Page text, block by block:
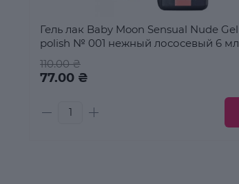
Гель лак Baby Moon Sensual Nude Gel
polish № 001 нежный лососевый 6 мл
110.00 ₴
77.00 ₴